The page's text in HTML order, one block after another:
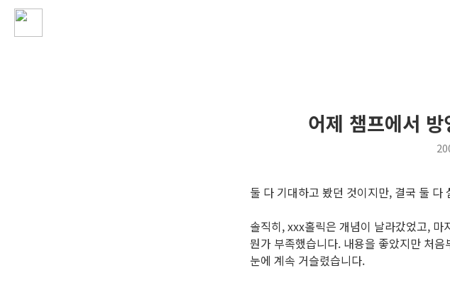
어제 챔프에서
둘 다 기대하고 봤던 것이지만, 결국 둘 다
솔직히, xxx홀릭은 개념이 날라갔었고,
뭔가 부족했습니다. 내용을 좋았지만 처
눈에 계속 거슬렸습니다.